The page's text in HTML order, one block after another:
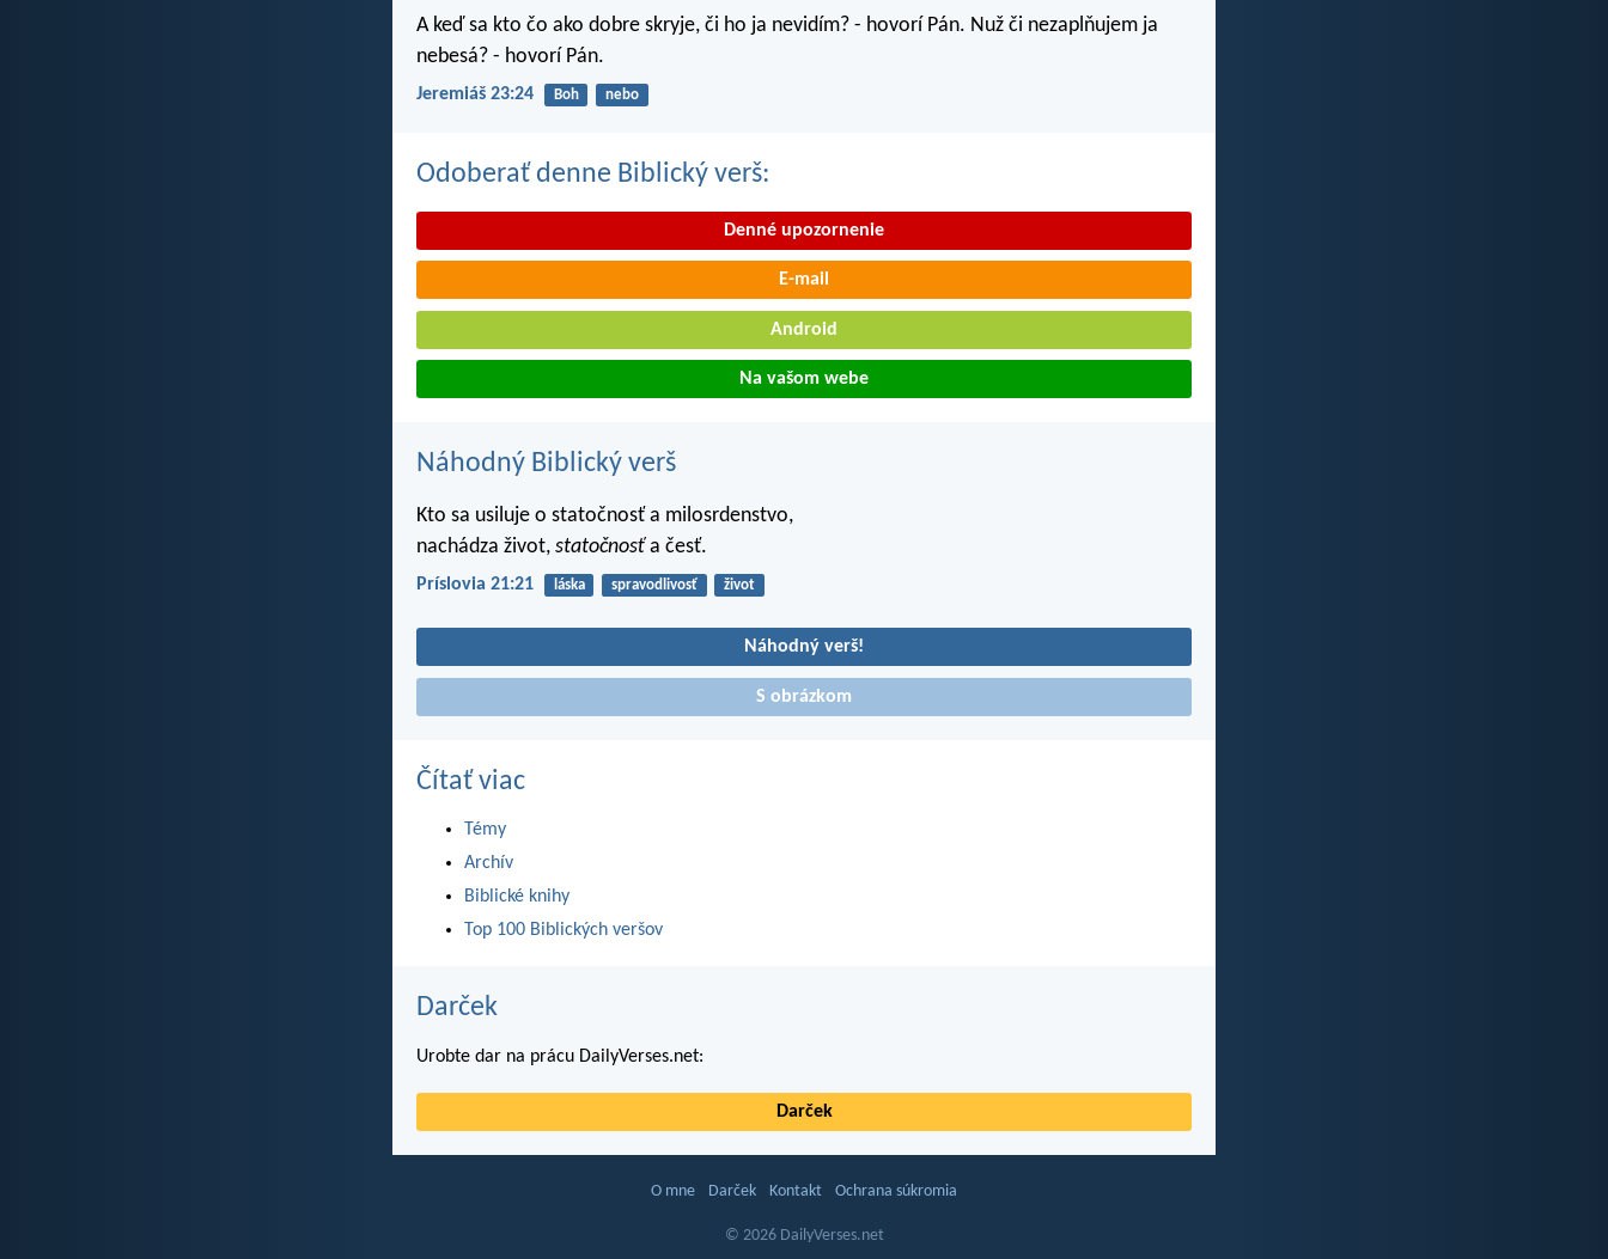
A keď sa kto čo ako dobre skryje, či ho ja nevidím? - hovorí Pán. Nuž či nezaplňujem ja
nebesá? - hovorí Pán.
Jeremiáš 23:24 Boh nebo
Odoberať denne Biblický verš:
Denné upozornenie
E-mail
Android
Na vašom webe
Náhodný Biblický verš
Kto sa usiluje o statočnosť a milosrdenstvo,
nachádza život, statočnosťa česť.
Príslovia 21:21 láska spravodlivosť život
Náhodný verš!
S obrázkom
Čítať viac
Témy
Archív
Biblické knihy
Top 100 Biblických veršov
Darček
Urobte dar na prácu DailyVerses.net:
Darček
O mne Darček Kontakt Ochrana súkromia
© 2026 DailyVerses.net